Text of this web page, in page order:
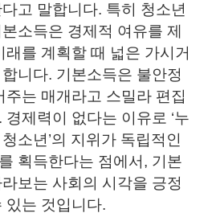
고 말합니다. 특히 청소년
소득은 경제적 여유를 제
를 계획할 때 넓은 가시거
니다. 기본소득은 불안정
주는 매개라고 스밀라 편집
제력이 없다는 이유로 ‘누
소년’의 지위가 독립적인
획득한다는 점에서, 기본
보는 사회의 시각을 긍정
있는 것입니다.